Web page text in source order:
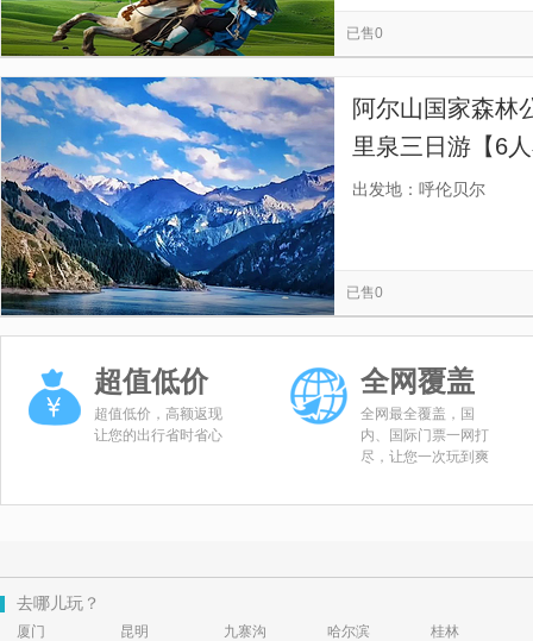
已售0
阿尔山国家森林
里泉三日游【6
民宿+飞鸟营地+
出发地：呼伦贝尔
已售0
超值低价
超值低价，高额返现
让您的出行省时省心
全网覆盖
全网最全覆盖，国
内、国际门票一网打
尽，让您一次玩到爽
去哪儿玩？
厦门 昆明 九寨沟 哈尔滨 桂林